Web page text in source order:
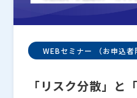
WEBセミナー （お申込者
「リスク分散」と